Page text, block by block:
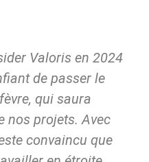
Valoris en 2024
de passer le
qui saura
nos projets. Avec
convaincu que